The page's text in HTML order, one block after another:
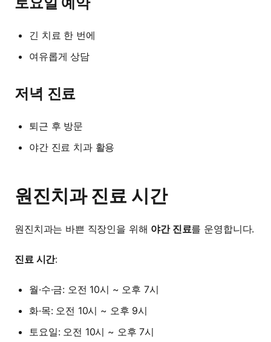
긴 치료 한 번에
여유롭게 상담
저녁 진료
퇴근 후 방문
야간 진료 치과 활용
원진치과 진료 시간
원진치과는 바쁜 직장인을 위해 야간 진료를 운영합니다.
진료 시간:
월·수·금: 오전 10시 ~ 오후 7시
화·목: 오전 10시 ~ 오후 9시
토요일: 오전 10시 ~ 오후 7시